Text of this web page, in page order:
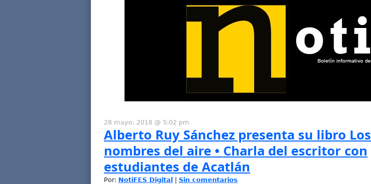
28 mayo, 2018 @ 5:02 pm
Alberto Ruy Sánchez presenta su libro Los
nombres del aire • Charla del escritor con
estudiantes de Acatlán
Por: NotiFES Digital Sin comentarios